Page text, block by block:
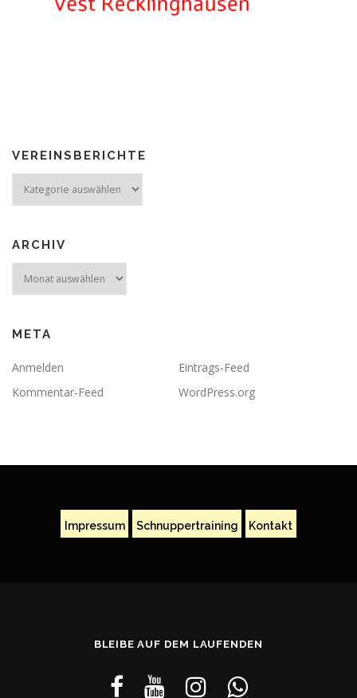
VEREINSBERICHTE
ARCHIV
META
Anmelden
Eintrags-Feed
Kommentar-Feed
WordPress.org
Impressum Schnuppertraining Kontakt
BLEIBE AUF DEM LAUFENDEN